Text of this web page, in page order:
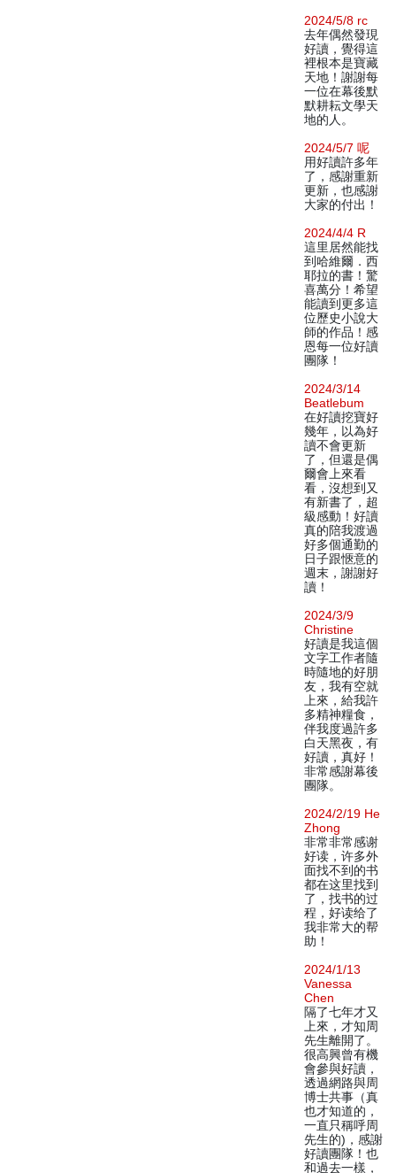
2024/5/8 rc
去年偶然發現
好讀，覺得這
裡根本是寶藏
天地！謝謝每
一位在幕後默
默耕耘文學天
地的人。
2024/5/7 呢
用好讀許多年
了，感謝重新
更新，也感謝
大家的付出！
2024/4/4 R
這里居然能找
到哈維爾．西
耶拉的書！驚
喜萬分！希望
能讀到更多這
位歷史小說大
師的作品！感
恩每一位好讀
團隊！
2024/3/14
Beatlebum
在好讀挖寶好
幾年，以為好
讀不會更新
了，但還是偶
爾會上來看
看，沒想到又
有新書了，超
級感動！好讀
真的陪我渡過
好多個通勤的
日子跟愜意的
週末，謝謝好
讀！
2024/3/9
Christine
好讀是我這個
文字工作者隨
時隨地的好朋
友，我有空就
上來，給我許
多精神糧食，
伴我度過許多
白天黑夜，有
好讀，真好！
非常感謝幕後
團隊。
2024/2/19 He
Zhong
非常非常感谢
好读，许多外
面找不到的书
都在这里找到
了，找书的过
程，好读给了
我非常大的帮
助！
2024/1/13
Vanessa
Chen
隔了七年才又
上來，才知周
先生離開了。
很高興曾有機
會參與好讀，
透過網路與周
博士共事（真
也才知道的，
一直只稱呼周
先生的)，感謝
好讀團隊！也
和過去一樣，